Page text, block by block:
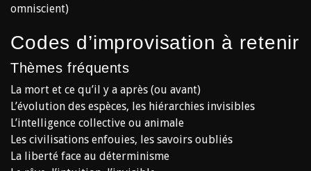
omniscient)
Codes d’improvisation à retenir
Thèmes fréquents
La mort et ce qu’il y a après (ou avant)
L’évolution des espèces, les hiérarchies invisibles
L’intelligence collective ou animale
Les civilisations enfouies, les savoirs oubliés
La liberté face au déterminisme